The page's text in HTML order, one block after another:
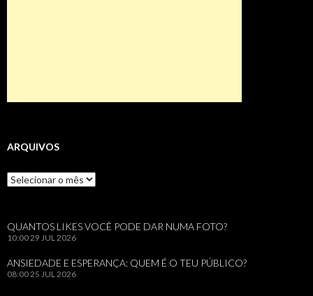
ARQUIVOS
Arquivos
QUANTOS LIKES VOCÊ PODE DAR NUMA FOTO?
10:00 29 JUL 2026
ANSIEDADE E ESPERANÇA: QUEM É O TEU PÚBLICO?
08:00 25 JUL 2026